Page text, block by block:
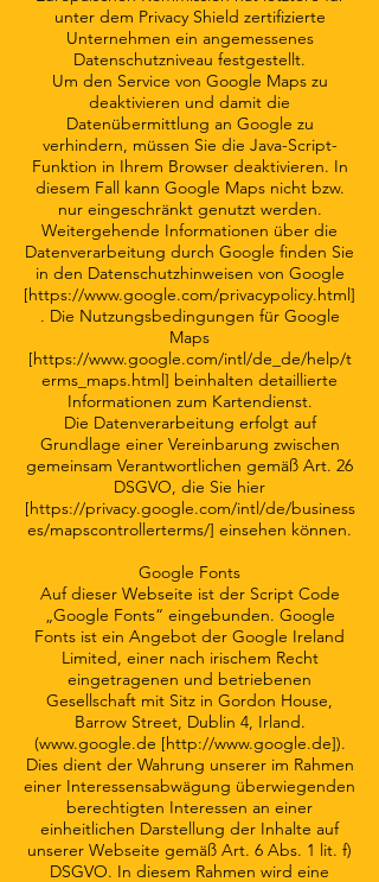
unter dem Privacy Shield zertifizierte
Unternehmen ein angemessenes
Datenschutzniveau festgestellt.
Um den Service von Google Maps zu
deaktivieren und damit die
Datenübermittlung an Google zu
verhindern, müssen Sie die Java-Script-
Funktion in Ihrem Browser deaktivieren. In
diesem Fall kann Google Maps nicht bzw.
nur eingeschränkt genutzt werden.
Weitergehende Informationen über die
Datenverarbeitung durch Google finden Sie
in den Datenschutzhinweisen von Google
[https://www.google.com/privacypolicy.html]
. Die Nutzungsbedingungen für Google
Maps
[https://www.google.com/intl/de_de/help/t
erms_maps.html] beinhalten detaillierte
Informationen zum Kartendienst.
Die Datenverarbeitung erfolgt auf
Grundlage einer Vereinbarung zwischen
gemeinsam Verantwortlichen gemäß Art. 26
DSGVO, die Sie hier
[https://privacy.google.com/intl/de/business
es/mapscontrollerterms/] einsehen können.
Google Fonts
Auf dieser Webseite ist der Script Code
„Google Fonts“ eingebunden. Google
Fonts ist ein Angebot der Google Ireland
Limited, einer nach irischem Recht
eingetragenen und betriebenen
Gesellschaft mit Sitz in Gordon House,
Barrow Street, Dublin 4, Irland.
(www.google.de [http://www.google.de]).
Dies dient der Wahrung unserer im Rahmen
einer Interessensabwägung überwiegenden
berechtigten Interessen an einer
einheitlichen Darstellung der Inhalte auf
unserer Webseite gemäß Art. 6 Abs. 1 lit. f)
DSGVO. In diesem Rahmen wird eine